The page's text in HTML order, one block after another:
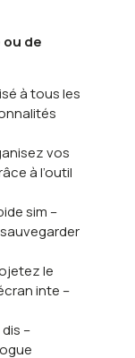
de
à tous les
vos
à l’outil
sim –
le
inte –
–